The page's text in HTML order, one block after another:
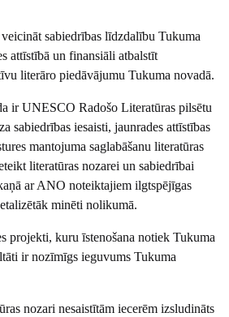
sabiedrības līdzdalību Tukuma
attīstībā un finansiāli atbalstīt
literāro piedāvājumu Tukuma novadā.
ir UNESCO Radošo Literatūras pilsētu
sabiedrības iesaisti, jaunrades attīstības
mantojuma saglabāšanu literatūras
literatūras nozarei un sabiedrībai
ar ANO noteiktajiem ilgtspējīgas
minēti nolikumā.
projekti, kuru īstenošana notiek Tukuma
ir nozīmīgs ieguvums Tukuma
nozari nesaistītām iecerēm izsludināts